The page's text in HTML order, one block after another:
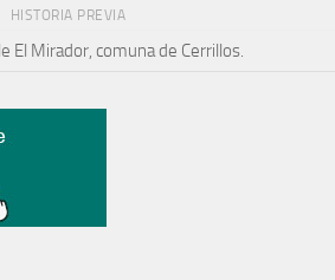
HISTORIA PREVIA
El Mirador, comuna de Cerrillos.